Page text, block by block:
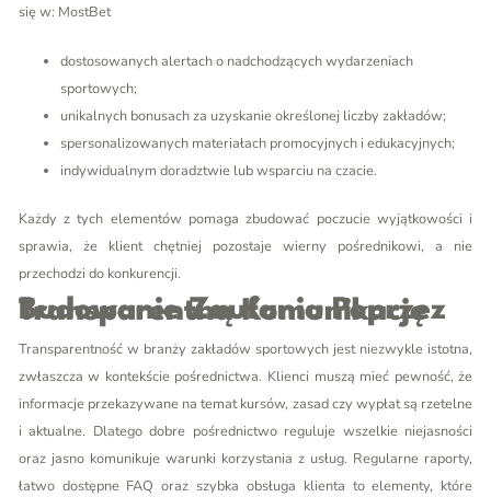
się w: MostBet
dostosowanych alertach o nadchodzących wydarzeniach
sportowych;
unikalnych bonusach za uzyskanie określonej liczby zakładów;
spersonalizowanych materiałach promocyjnych i edukacyjnych;
indywidualnym doradztwie lub wsparciu na czacie.
Każdy z tych elementów pomaga zbudować poczucie wyjątkowości i
sprawia, że klient chętniej pozostaje wierny pośrednikowi, a nie
przechodzi do konkurencji.
Budowanie Zaufania Poprzez Transparentną Komunikację
Transparentność w branży zakładów sportowych jest niezwykle istotna,
zwłaszcza w kontekście pośrednictwa. Klienci muszą mieć pewność, że
informacje przekazywane na temat kursów, zasad czy wypłat są rzetelne
i aktualne. Dlatego dobre pośrednictwo reguluje wszelkie niejasności
oraz jasno komunikuje warunki korzystania z usług. Regularne raporty,
łatwo dostępne FAQ oraz szybka obsługa klienta to elementy, które